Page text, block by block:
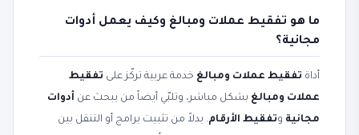
ما هو تفقيط عملات ومبالغ وكيف يعمل أدوات
مجانية؟
أداة تفقيط عملات ومبالغ خدمة عربية تركّز على تفقيط
عملات ومبالغ بشكل مباشر، وتلبّي أيضاً من يبحث عن أدوات
مجانية وتفقيط الأرقام. بدلاً من تثبيت برامج أو التنقل بين